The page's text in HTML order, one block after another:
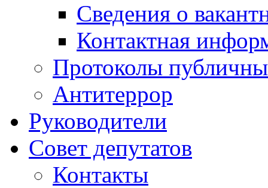
Сведения о
Контактная
Протоколы
Антитеррор
Руководители
Совет депутатов
Контакты